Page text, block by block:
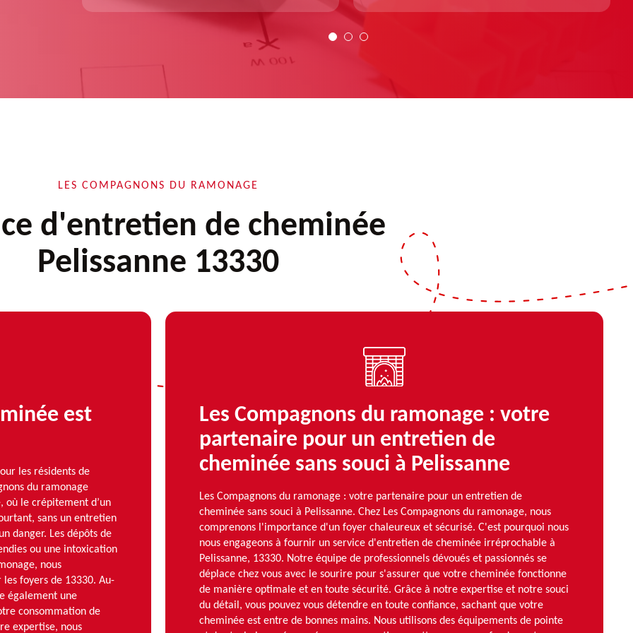
LES COMPAGNONS DU RAMONAGE
d'entretien de cheminée
Pelissanne 13330
est
les résidents de
du ramonage
où le crépitement d’un
sans un entretien
danger. Les dépôts de
ou une intoxication
nous
foyers de 13330. Au-
également une
consommation de
expertise, nous
Les Compagnons du ramonage : votre
partenaire pour un entretien de
cheminée sans souci à Pelissanne
Les Compagnons du ramonage : votre partenaire pour un entretien de
cheminée sans souci à Pelissanne. Chez Les Compagnons du ramonage, nous
comprenons l'importance d'un foyer chaleureux et sécurisé. C'est pourquoi nous
nous engageons à fournir un service d'entretien de cheminée irréprochable à
Pelissanne, 13330. Notre équipe de professionnels dévoués et passionnés se
déplace chez vous avec le sourire pour s'assurer que votre cheminée fonctionne
de manière optimale et en toute sécurité. Grâce à notre expertise et notre souci
du détail, vous pouvez vous détendre en toute confiance, sachant que votre
cheminée est entre de bonnes mains. Nous utilisons des équipements de pointe